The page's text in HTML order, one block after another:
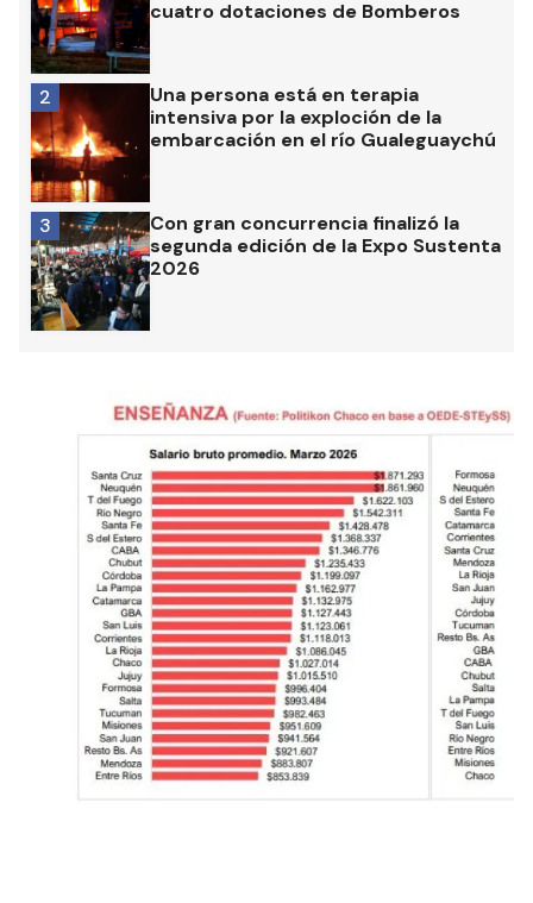
cuatro dotaciones de Bomberos
Una persona está en terapia
intensiva por la exploción de la
embarcación en el río Gualeguaychú
2
Con gran concurrencia finalizó la
segunda edición de la Expo Sustenta
2026
3